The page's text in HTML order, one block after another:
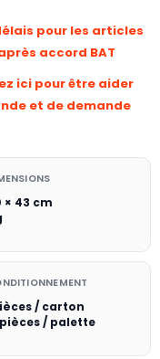
pour les articles
accord BAT
ici pour être aider
et de demande
× 43 cm
/ carton
/ palette